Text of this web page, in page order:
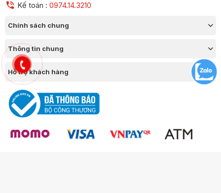
Kế toán : 0974.14.3210
Chính sách chung
Thông tin chung
Hỗ trợ khách hàng